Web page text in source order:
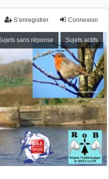
Connexion
S’enregistrer
sans réponse Sujets actifs